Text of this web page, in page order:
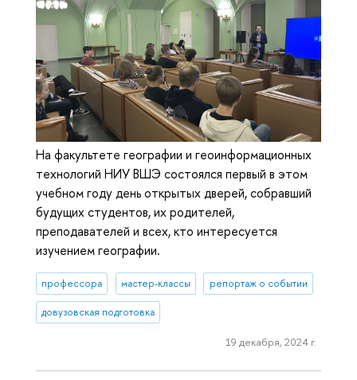
На факультете географии и геоинформационных
технологий НИУ ВШЭ состоялся первый в этом
учебном году день открытых дверей, собравший
будущих студентов, их родителей,
преподавателей и всех, кто интересуется
изучением географии.
профессора мастер-классы репортаж о событии
довузовская подготовка
19 декабря, 2024 г.